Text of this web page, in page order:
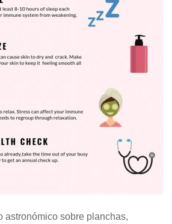
astronómico sobre planchas,